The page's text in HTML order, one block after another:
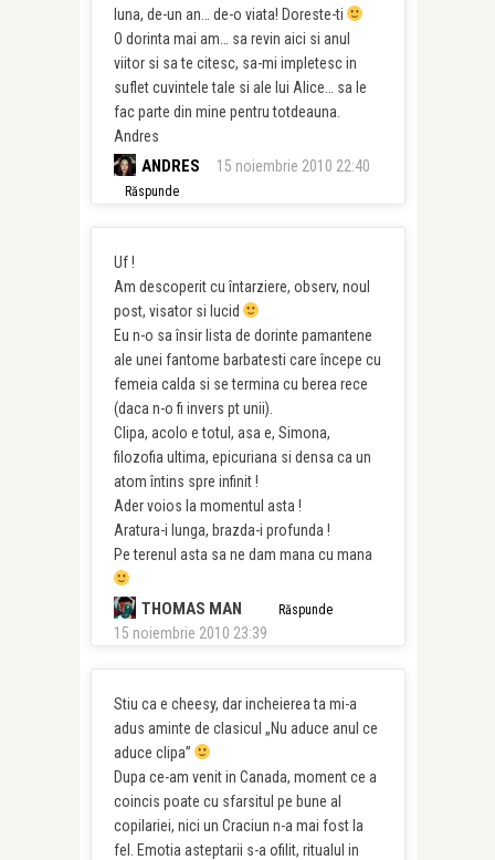
luna, de-un an… de-o viata! Doreste-ti
O dorinta mai am… sa revin aici si anul
viitor si sa te citesc, sa-mi impletesc in
suflet cuvintele tale si ale lui Alice… sa le
fac parte din mine pentru totdeauna.
Andres
ANDRES 15 noiembrie 2010 22:40
Răspunde
Uf !
Am descoperit cu întarziere, observ, noul
post, visator si lucid
Eu n-o sa însir lista de dorinte pamantene
ale unei fantome barbatesti care începe cu
femeia calda si se termina cu berea rece
(daca n-o fi invers pt unii).
Clipa, acolo e totul, asa e, Simona,
filozofia ultima, epicuriana si densa ca un
atom întins spre infinit !
Ader voios la momentul asta !
Aratura-i lunga, brazda-i profunda !
Pe terenul asta sa ne dam mana cu mana
THOMAS MAN
15 noiembrie 2010 23:39
Răspunde
Stiu ca e cheesy, dar incheierea ta mi-a
adus aminte de clasicul „Nu aduce anul ce
aduce clipa”
Dupa ce-am venit in Canada, moment ce a
coincis poate cu sfarsitul pe bune al
copilariei, nici un Craciun n-a mai fost la
fel. Emotia asteptarii s-a ofilit, ritualul in